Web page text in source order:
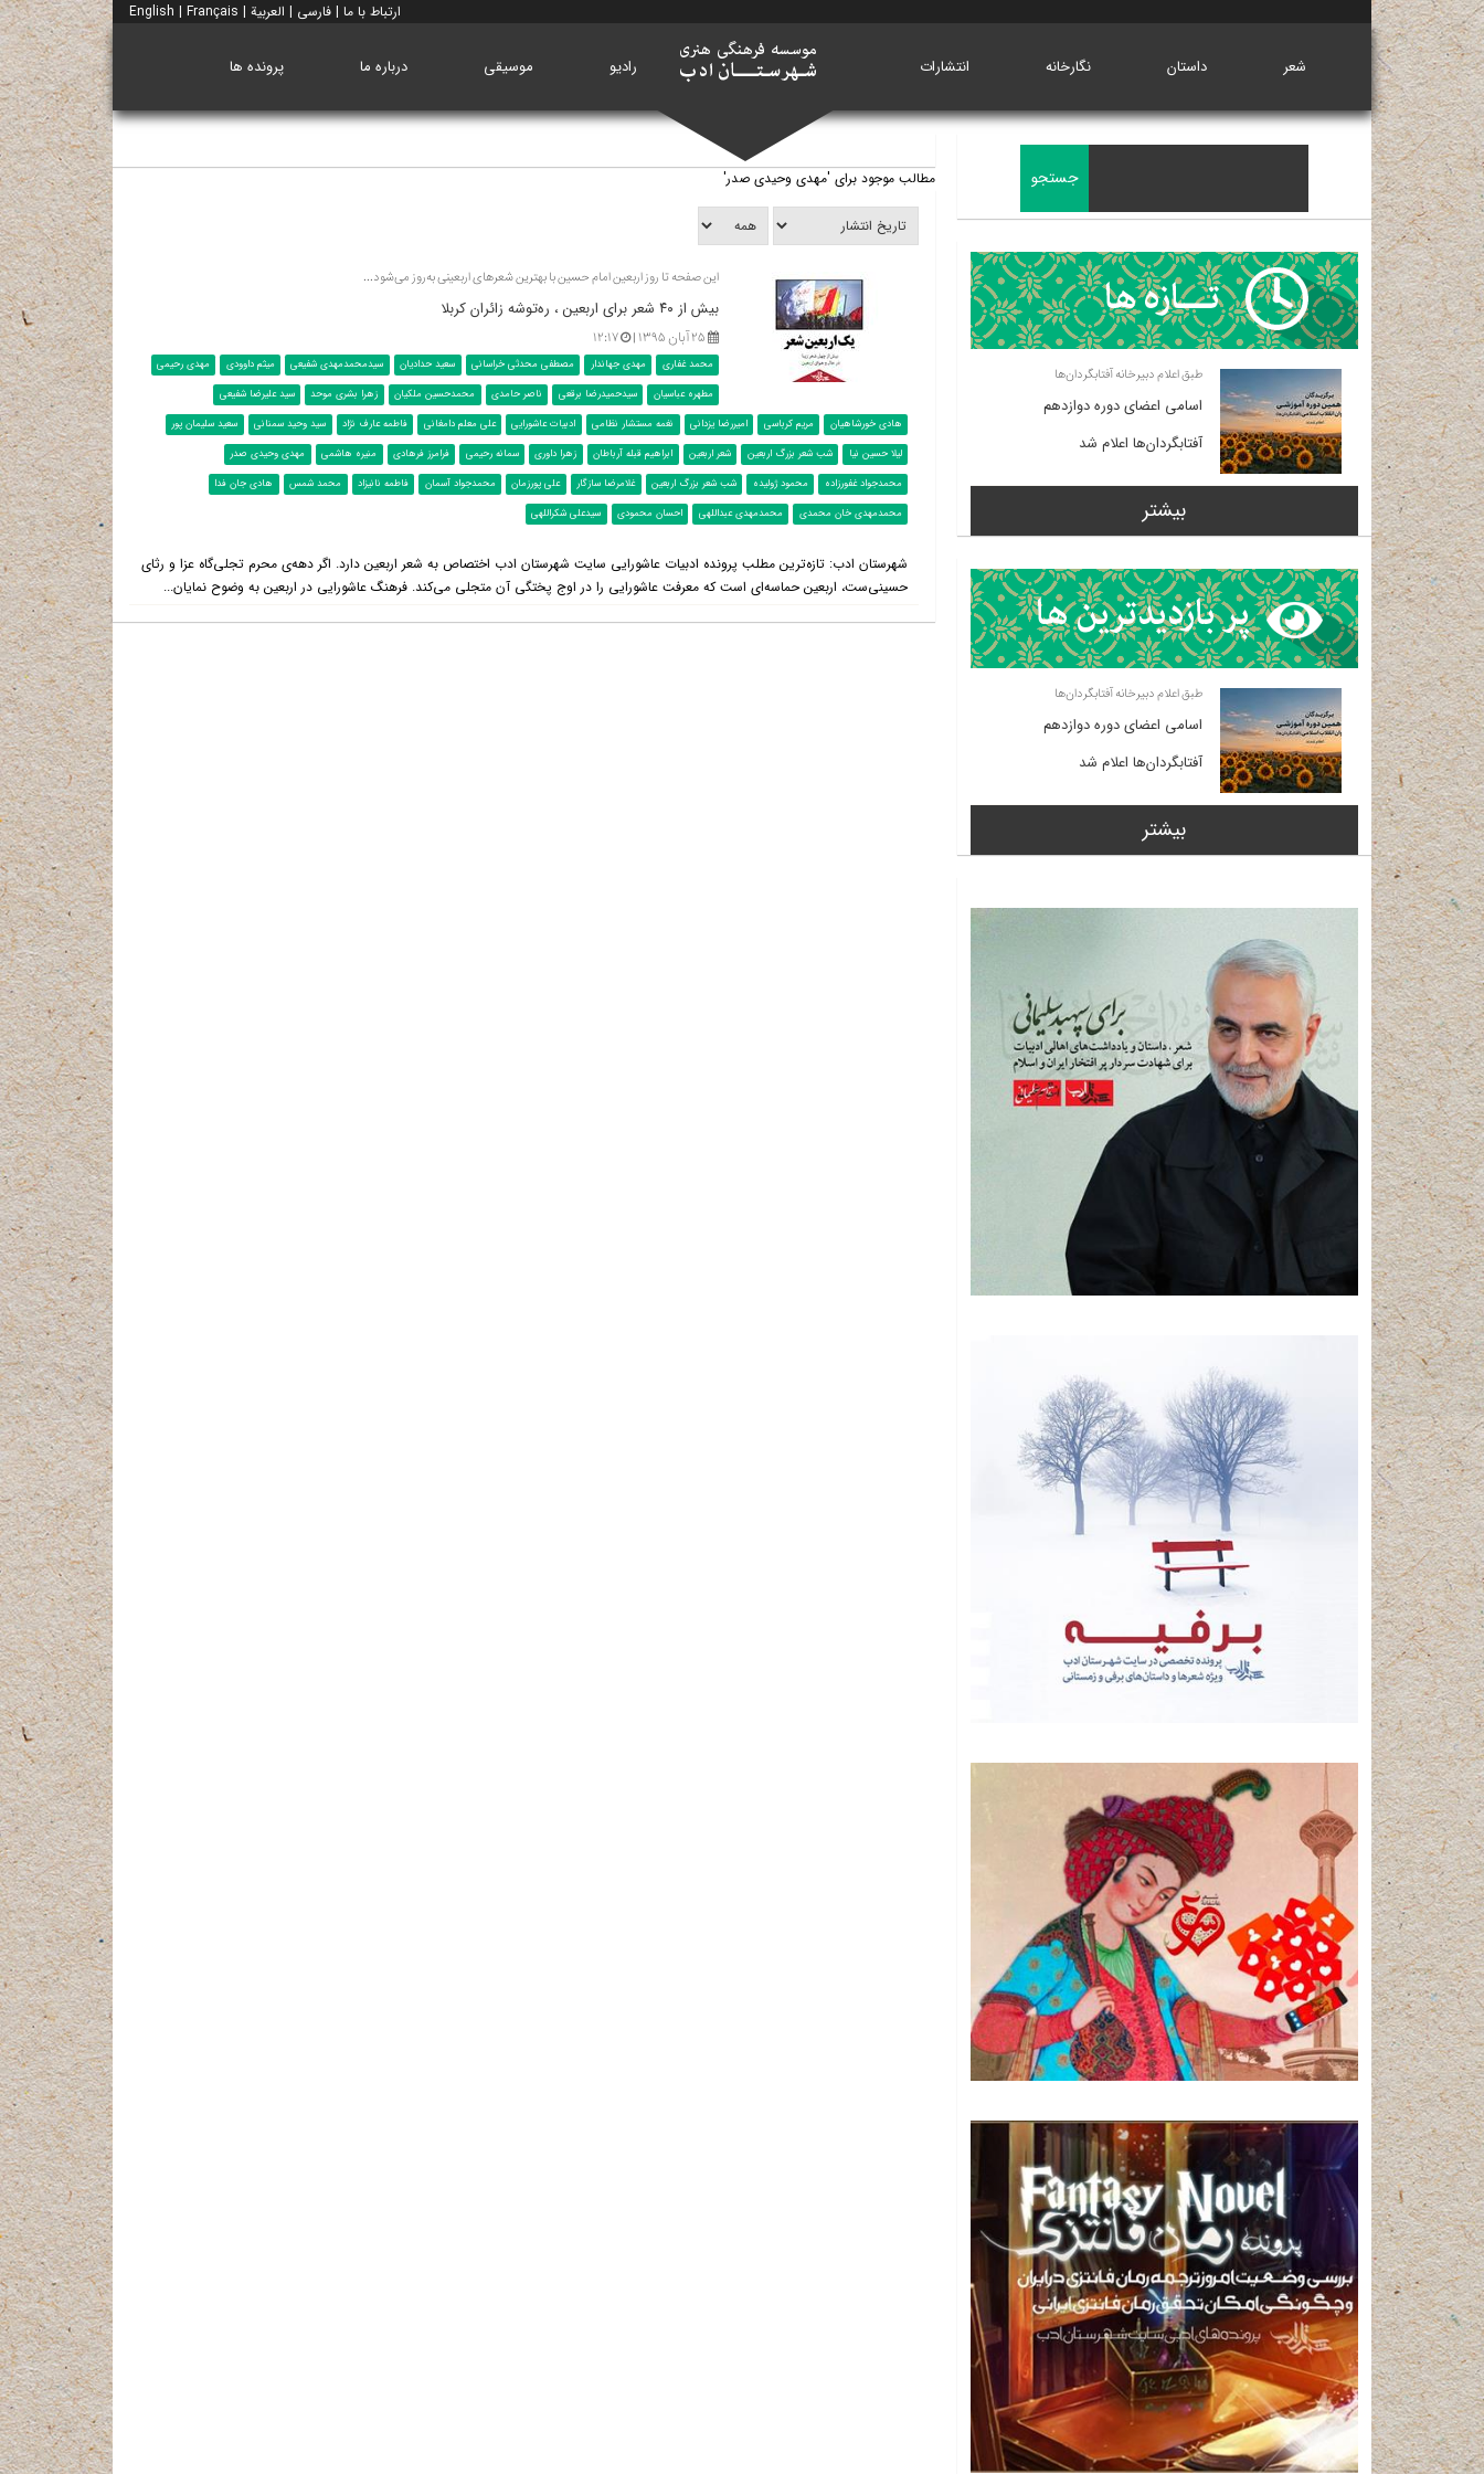
ارتباط با ما | فارسی | العربية |
English | Français
شعر داستان نگارخانه انتشارات خانه رادیو موسیقی درباره ما پرونده ها
مطالب موجود برای 'مهدی وحیدی صدر'
این صفحه تا روز اربعین امام حسین با بهترین شعرهای اربعینی به‌روز می‌شود...
بیش از ۴۰ شعر برای اربعین ، ره‌توشه زائران کربلا
۲۵ آبان ۱۳۹۵ | ۱۲:۱۷
محمد غفاری مهدی جهاندار مصطفی محدثی خراسانی سعید حدادیان سیدمحمدمهدی شفیعی میثم داوودی
مهدی رحیمی
مطهره عباسیان
سیدحمیدرضا برقعی ناصر حامدی محمدحسین ملکیان زهرا بشری موحد
سید علیرضا شفیعی
هادی خورشاهیان
مریم کرباسی امیررضا یزدانی نغمه مستشار نظامی ادبیات عاشورایی علی معلم دامغانی فاطمه عارف نژاد سید وحید سمنانی
سعید سلیمان پور
لیلا حسین نیا
شب شعر بزرگ اربعین شعر اربعین ابراهیم قبله آرباطان زهرا داوری سمانه رحیمی فرامرز فرهادی منیره هاشمی
مهدی وحیدی صدر
محمدجواد غفورزاده
محمود ژولیده شب شعر بزرگ اربعین غلامرضا سازگار علی پورزمان محمدجواد آسمان فاطمه نانیزاد محمد شمس
هادی جان فدا
محمدمهدی خان محمدی
محمدمهدی عبداللهی احسان محمودی سیدعلی شکراللهی
شهرستان ادب: تازه‌ترین مطلب پرونده ادبیات عاشورایی سایت شهرستان ادب اختصاص به شعر اربعین دارد. اگر دهه‌ی محرم تجلی‌گاه عزا و رثای
حسینی‌ست، اربعین حماسه‌ای است که معرفت عاشورایی را در اوج پختگی آن متجلی می‌کند. فرهنگ عاشورایی در اربعین به وضوح نمایان...
طبق اعلام دبیرخانه آفتابگردان‌ها
اسامی اعضای دوره دوازدهم
آفتابگردان‌ها اعلام شد
بیشتر
طبق اعلام دبیرخانه آفتابگردان‌ها
اسامی اعضای دوره دوازدهم
آفتابگردان‌ها اعلام شد
بیشتر